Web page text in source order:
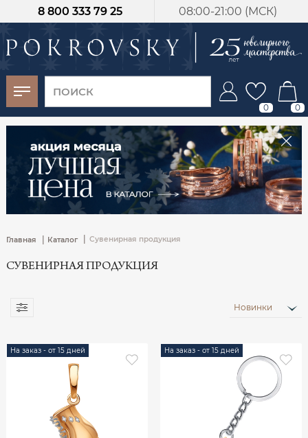
08:00-21:00 (МСК)
8 800 333 79 25
0 0
Главная | Каталог Сувенирная продукция
СУВЕНИРНАЯ ПРОДУКЦИЯ
Новинки
На заказ - от 15 дней На заказ - от 15 дней
-30%
от 15 дней с
момента оплаты